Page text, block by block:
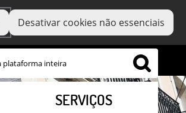
Desativar cookies não essenciais
SERVIÇOS